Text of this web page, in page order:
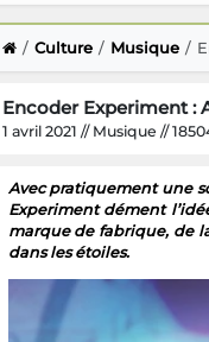
1 avril 2021 // Musique //
Avec pratiquement une
marque de fabrique, de
dans les étoiles.